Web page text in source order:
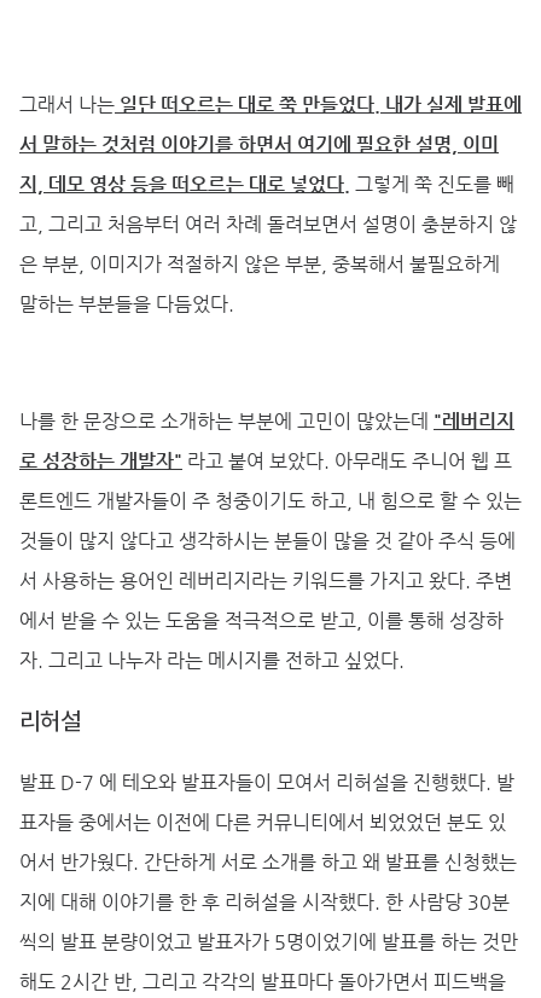
그래서 나는 일단 떠오르는 대로 쭉 만들었다. 내가 실제 발표에
서 말하는 것처럼 이야기를 하면서 여기에 필요한 설명, 이미
지, 데모 영상 등을 떠오르는 대로 넣었다. 그렇게 쭉 진도를 빼
고, 그리고 처음부터 여러 차례 돌려보면서 설명이 충분하지 않
은 부분, 이미지가 적절하지 않은 부분, 중복해서 불필요하게
말하는 부분들을 다듬었다.
나를 한 문장으로 소개하는 부분에 고민이 많았는데 "레버리지
로 성장하는 개발자" 라고 붙여 보았다. 아무래도 주니어 웹 프
론트엔드 개발자들이 주 청중이기도 하고, 내 힘으로 할 수 있는
것들이 많지 않다고 생각하시는 분들이 많을 것 같아 주식 등에
서 사용하는 용어인 레버리지라는 키워드를 가지고 왔다. 주변
에서 받을 수 있는 도움을 적극적으로 받고, 이를 통해 성장하
자. 그리고 나누자 라는 메시지를 전하고 싶었다.
리허설
발표 D-7 에 테오와 발표자들이 모여서 리허설을 진행했다. 발
표자들 중에서는 이전에 다른 커뮤니티에서 뵈었었던 분도 있
어서 반가웠다. 간단하게 서로 소개를 하고 왜 발표를 신청했는
지에 대해 이야기를 한 후 리허설을 시작했다. 한 사람당 30분
씩의 발표 분량이었고 발표자가 5명이었기에 발표를 하는 것만
해도 2시간 반, 그리고 각각의 발표마다 돌아가면서 피드백을